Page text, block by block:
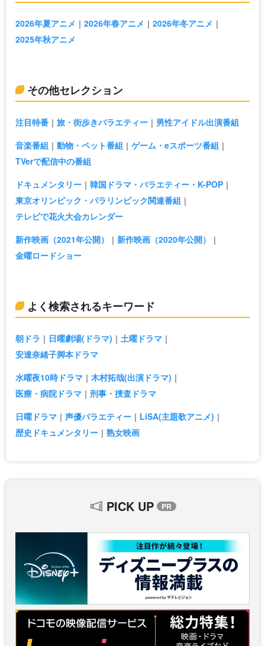
2026年夏アニメ 2026年春アニメ
2026年冬アニメ
2025年秋アニメ
その他セレクション
注目特番 旅・街歩きバラエティー
男性アイドル出演番組
音楽番組
動物・ペット番組
ゲーム・eスポーツ番組
TVerで配信中の番組
ドキュメンタリー
韓国ドラマ・バラエティー・K-POP
東京オリンピック・パラリンピック関連番組
テレビで花火大会カレンダー
新作映画（2021年公開）
新作映画（2020年公開）
金曜ロードショー
よく検索されるキーワード
朝ドラ 日曜劇場(ドラマ)
土曜ドラマ
安達奈緒子脚本ドラマ
水曜夜10時ドラマ
木村拓哉(出演ドラマ)
医療・病院ドラマ
刑事・捜査ドラマ
日曜ドラマ
声優バラエティー
LiSA(主題歌アニメ)
歴史ドキュメンタリー
熟女映画
PICK UP